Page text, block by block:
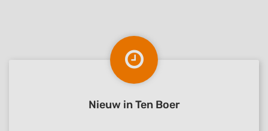
Nieuw in Ten Boer